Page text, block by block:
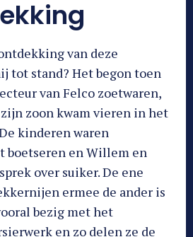
van deze
tot stand? Het begon toen
van Felco zoetwaren,
zijn zoon kwam vieren in het
kinderen waren
boetseren en Willem en
over suiker. De ene
ermee de ander is
bezig met het
en zo delen ze de